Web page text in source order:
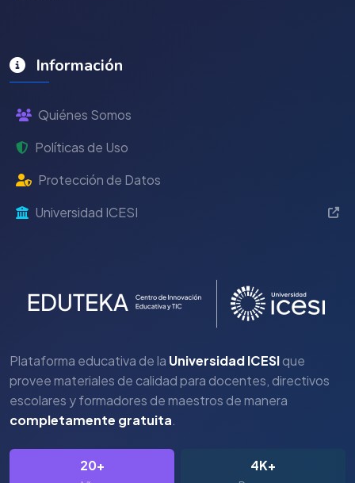
Información
Quiénes Somos
Políticas de Uso
Protección de Datos
Universidad ICESI
Plataforma educativa de la Universidad ICESIque
provee materiales de calidad para docentes, directivos
escolares y formadores de maestros de manera
completamente gratuita.
20+ 4K+